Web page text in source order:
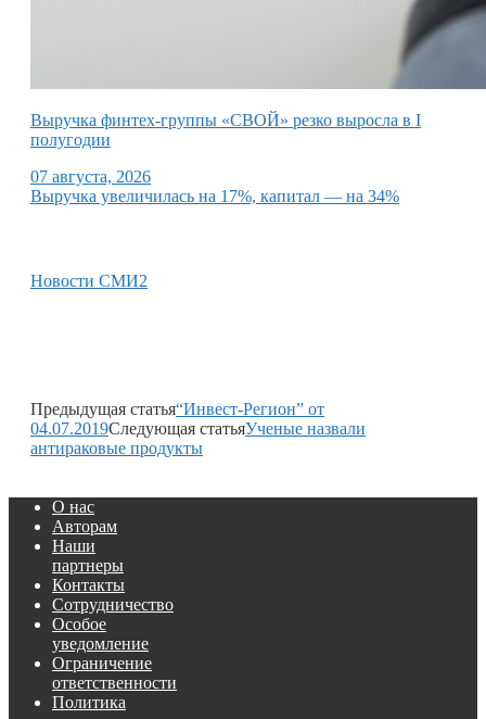
Выручка финтех-группы «СВОЙ» резко выросла в I
полугодии
07 августа, 2026
Выручка увеличилась на 17%, капитал — на 34%
Новости СМИ2
Предыдущая статья“Инвест-Регион” от
04.07.2019Следующая статьяУченые назвали
антираковые продукты
О нас
Авторам
Наши
партнеры
Контакты
Сотрудничество
Особое
уведомление
Ограничение
ответственности
Политика